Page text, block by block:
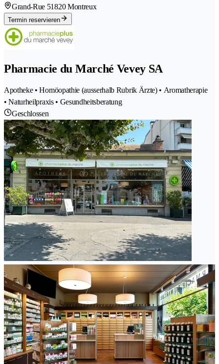
Grand-Rue 51820 Montreux
Termin reservieren
Pharmacie du Marché Vevey SA
Apotheke • Homöopathie (ausserhalb Rubrik Ärzte) • Aromatherapie
• Naturheilpraxis • Gesundheitsberatung
Geschlossen